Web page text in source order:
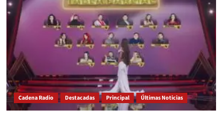
Cadena Radio Destacadas Principal Últimas Noticias